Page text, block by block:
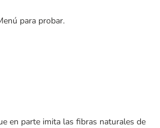
para probar.
en parte imita las fibras naturales de